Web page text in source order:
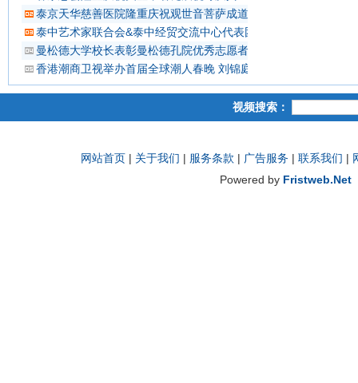
泰京天华慈善医院隆重庆祝观世音菩萨成道吉日延僧诵经祈福
泰中艺术家联合会&泰中经贸交流中心代表团 蔡义批会长率领抵
曼松德大学校长表彰曼松德孔院优秀志愿者教师
香港潮商卫视举办首届全球潮人春晚 刘锦庭等侨领出席
视频搜索：
网站首页 | 关于我们 | 服务条款 | 广告服务 | 联系我们 |
Powered by Fristweb.Net